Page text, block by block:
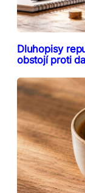
Dluhopisy
obstojí proti